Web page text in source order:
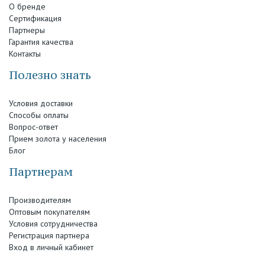
О бренде
Сертификация
Партнеры
Гарантия качества
Контакты
Полезно знать
Условия доставки
Способы оплаты
Вопрос-ответ
Прием золота у населения
Блог
Партнерам
Производителям
Оптовым покупателям
Условия сотрудничества
Регистрация партнера
Вход в личный кабинет